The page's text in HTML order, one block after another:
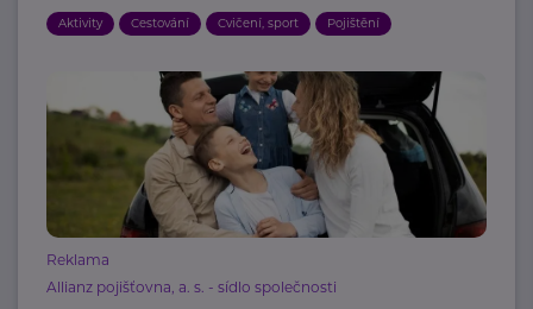
Aktivity Cestování Cvičení, sport Pojištění
Reklama
Allianz pojišťovna, a. s. - sídlo společnosti